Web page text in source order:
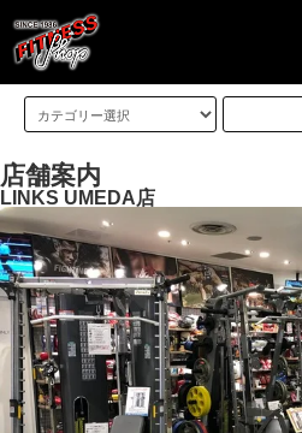
店舗案内
LINKS UMEDA店